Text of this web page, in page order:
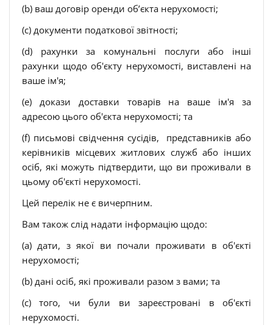
(b) ваш договір оренди об’єкта нерухомості;
(c) документи податкової звітності;
(d) рахунки за комунальні послуги або інші
рахунки щодо об'єкту нерухомості, виставлені на
ваше ім'я;
(e) докази доставки товарів на ваше ім'я за
адресою цього об'єкта нерухомості; та
(f) письмові свідчення сусідів, представників або
керівників місцевих житлових служб або інших
осіб, які можуть підтвердити, що ви проживали в
цьому об'єкті нерухомості.
Цей перелік не є вичерпним.
Вам також слід надати інформацію щодо:
(a) дати, з якої ви почали проживати в об'єкті
нерухомості;
(b) дані осіб, які проживали разом з вами; та
(c) того, чи були ви зареєстровані в об'єкті
нерухомості.